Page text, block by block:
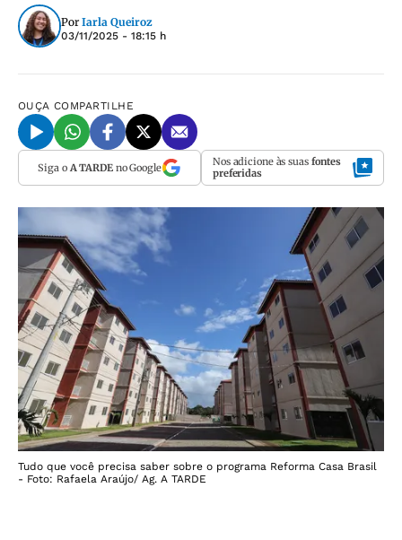
Por Iarla Queiroz
03/11/2025 - 18:15 h
OUÇA COMPARTILHE
Siga o A TARDEno Google Nos adicione às suas fontes
preferidas
Tudo que você precisa saber sobre o programa Reforma Casa Brasil
- Foto: Rafaela Araújo/ Ag. A TARDE